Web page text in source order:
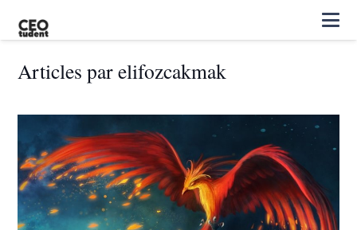
Articles par elifozcakmak